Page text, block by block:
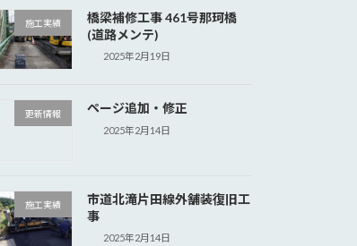
施工実績
橋梁補修工事 461号那珂橋
(道路メンテ)
2025年2月19日
更新情報 ページ追加・修正
2025年2月14日
施工実績
市道北滝片田線外舗装復旧工
事
2025年2月14日